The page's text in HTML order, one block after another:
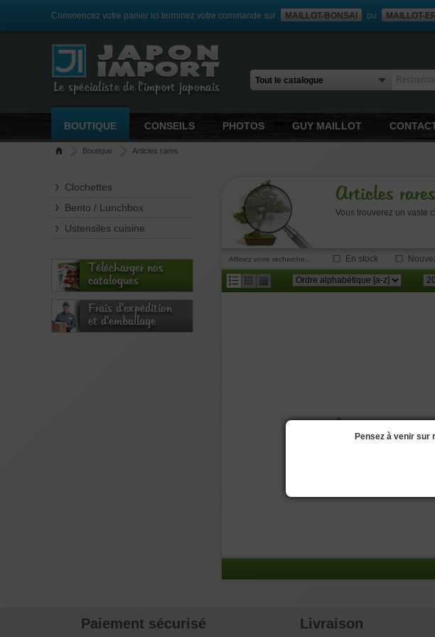
Commencez votre panier ici terminez votre commande sur MAILLOT-BONSAI ou MAILLOT-
Le spécialiste de l'import japonais
BOUTIQUE CONSEILS PHOTOS GUY MAILLOT
Boutique Articles rares
Clochettes
Bento / Lunchbox
Ustensiles cuisine
Télécharger nos
catalogues
Frais d'expédition
et d'emballage
Articles rares
Vous trouverez un vaste
Affinez votre recherche... En stock
Aucun
Paiement sécurisé Livraison
Pensez à venir sur